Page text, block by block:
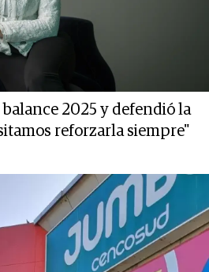
2025 y defendió la
reforzarla siempre"